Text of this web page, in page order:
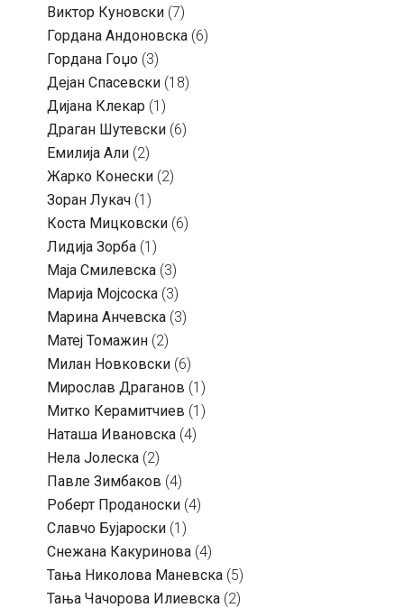
Виктор Куновски (7)
Гордана Андоновска (6)
Гордана Гоџо (3)
Дејан Спасевски (18)
Дијана Клекар (1)
Драган Шутевски (6)
Емилија Али (2)
Жарко Конески (2)
Зоран Лукач (1)
Коста Мицковски (6)
Лидија Зорба (1)
Маја Смилевска (3)
Марија Мојсоска (3)
Марина Анчевска (3)
Матеј Томажин (2)
Милан Новковски (6)
Мирослав Драганов (1)
Митко Керамитчиев (1)
Наташа Ивановска (4)
Нела Јолеска (2)
Павле Зимбаков (4)
Роберт Проданоски (4)
Славчо Бујароски (1)
Снежана Какуринова (4)
Тања Николова Маневска (5)
Тања Чачорова Илиевска (2)